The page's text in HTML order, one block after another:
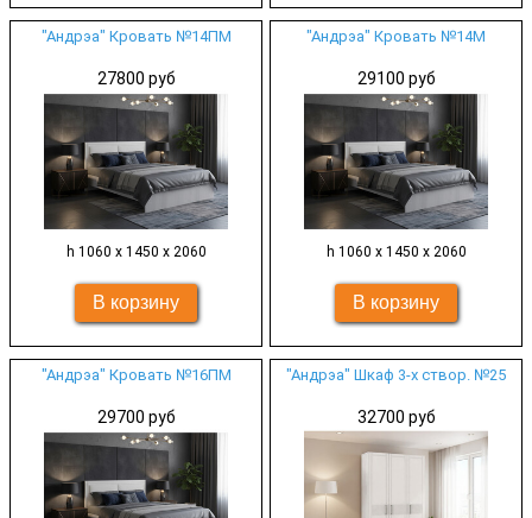
"Андрэа" Кровать №14ПМ
27800 руб
h 1060 х 1450 х 2060
"Андрэа" Кровать №14М
29100 руб
h 1060 х 1450 х 2060
"Андрэа" Кровать №16ПМ
29700 руб
"Андрэа" Шкаф 3-х створ. №25
32700 руб